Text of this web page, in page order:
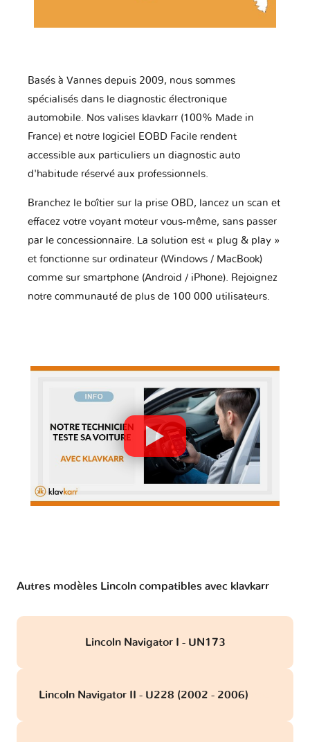
Basés à Vannes depuis 2009, nous sommes
spécialisés dans le diagnostic électronique
automobile. Nos valises klavkarr (100% Made in
France) et notre logiciel EOBD Facile rendent
accessible aux particuliers un diagnostic auto
d'habitude réservé aux professionnels.
Branchez le boîtier sur la prise OBD, lancez un scan et
effacez votre voyant moteur vous-même, sans passer
par le concessionnaire. La solution est « plug & play »
et fonctionne sur ordinateur (Windows / MacBook)
comme sur smartphone (Android / iPhone). Rejoignez
notre communauté de plus de 100 000 utilisateurs.
Autres modèles Lincoln compatibles avec klavkarr
Lincoln Navigator I - UN173
Lincoln Navigator II - U228 (2002 - 2006)